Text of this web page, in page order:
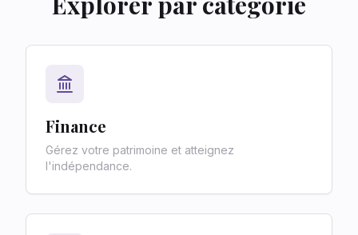
Finance
Gérez votre patrimoine et atteignez
l'indépendance.